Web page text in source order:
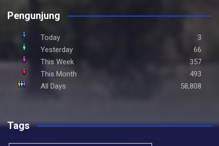
Pengunjung
Today
3
Yesterday
66
This Week
357
This Month
493
All Days
58,808
Tags